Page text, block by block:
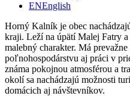
ENEnglish
Horný Kalník je obec
kraji. Leží na úpätí Malej Fatry
malebný charakter. Má
poľnohospodárstvu aj práci v
známa pokojnou atmosférou a
okolí sa nachádzajú možnosti
domácich aj návštevníkov.